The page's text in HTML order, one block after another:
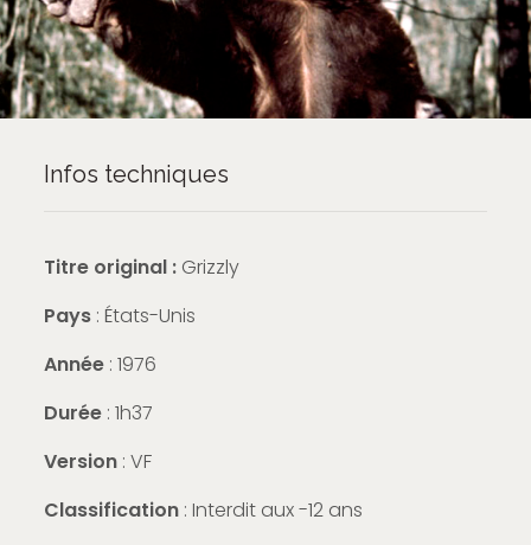
Infos techniques
Titre original : Grizzly
Pays : États-Unis
Année : 1976
Durée: 1h37
Version : VF
Classification : Interdit aux -12 ans